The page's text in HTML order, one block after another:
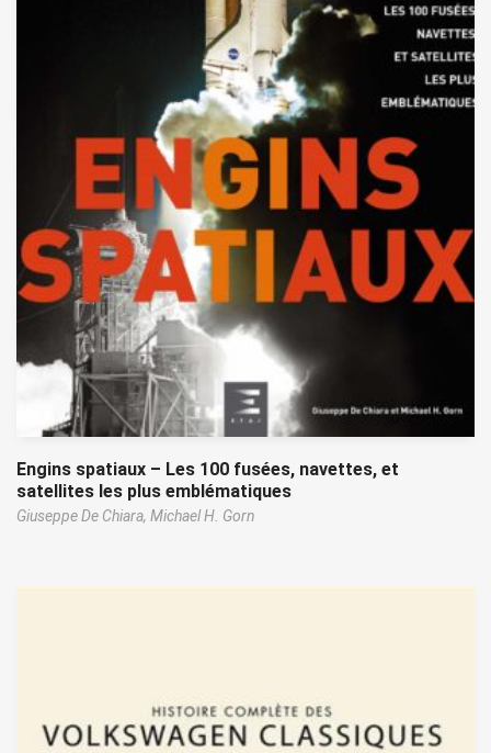
Engins spatiaux – Les 100 fusées, navettes, et
satellites les plus emblématiques
Giuseppe De Chiara, Michael H. Gorn